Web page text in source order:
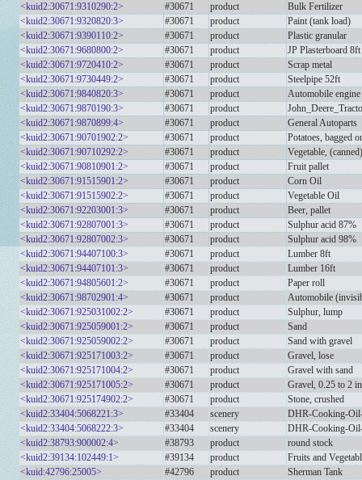
<kuid2:30671:9310290:2>
#30671 product
Bulk Fertilizer
<kuid2:30671:9320820:3>
#30671 product
Paint (tank load)
<kuid2:30671:9390110:2>
#30671 product
Plastic granular
<kuid2:30671:9680800:2>
#30671 product
JP Plasterboard 8ft
<kuid2:30671:9720410:2>
#30671 product
Scrap metal
<kuid2:30671:9730449:2>
#30671 product
Steelpipe 52ft
<kuid2:30671:9840820:3>
#30671 product
Automobile engine
<kuid2:30671:9870190:3>
#30671 product
<kuid2:30671:9870899:4>
#30671 product
General Autoparts
<kuid2:30671:90701902:2>
#30671 product
Potatoes, bagged
<kuid2:30671:90710292:2>
#30671 product
Vegetable,
<kuid2:30671:90810901:2>
#30671 product
Fruit pallet
<kuid2:30671:91515901:2>
#30671 product
Corn Oil
<kuid2:30671:91515902:2>
#30671 product
Vegetable Oil
<kuid2:30671:92203001:3>
#30671 product
Beer, pallet
<kuid2:30671:92807001:3>
#30671 product
Sulphur acid 87%
<kuid2:30671:92807002:3>
#30671 product
Sulphur acid 98%
<kuid2:30671:94407100:3>
#30671 product
Lumber 8ft
<kuid2:30671:94407101:3>
#30671 product
Lumber 16ft
<kuid2:30671:94805601:2>
#30671 product
Paper roll
<kuid2:30671:98702901:4>
#30671 product
Automobile
<kuid2:30671:925031002:2>
#30671 product
Sulphur, lump
<kuid2:30671:925059001:2>
#30671 product
Sand
<kuid2:30671:925059002:2>
#30671 product
Sand with gravel
<kuid2:30671:925171003:2>
#30671 product
Gravel, lose
<kuid2:30671:925171004:2>
#30671 product
Gravel with sand
<kuid2:30671:925171005:2>
#30671 product
Gravel, 0.25 to 2
<kuid2:30671:925174902:2>
#30671 product
Stone, crushed
<kuid2:33404:5068221:3>
#33404 scenery
DHR-Cooking-
<kuid2:33404:5068222:3>
#33404 scenery
DHR-Cooking-
<kuid2:38793:900002:4>
#38793 product
round stock
<kuid2:39134:102449:1>
#39134 product
Fruits and
<kuid:42796:25005>
#42796 product
Sherman Tank